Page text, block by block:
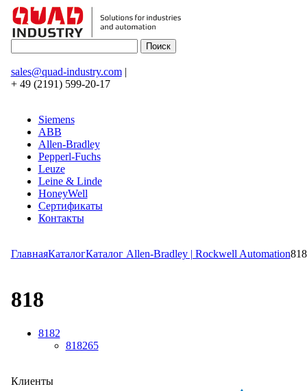
sales@quad-industry.com|
+ 49 (2191) 599-20-17
Siemens
ABB
Allen-Bradley
Pepperl-Fuchs
Leuze
Leine & Linde
HoneyWell
Сертификаты
Контакты
ГлавнаяКаталогКаталог Allen-Bradley | Rockwell Automation818
818
8182
818265
Клиенты